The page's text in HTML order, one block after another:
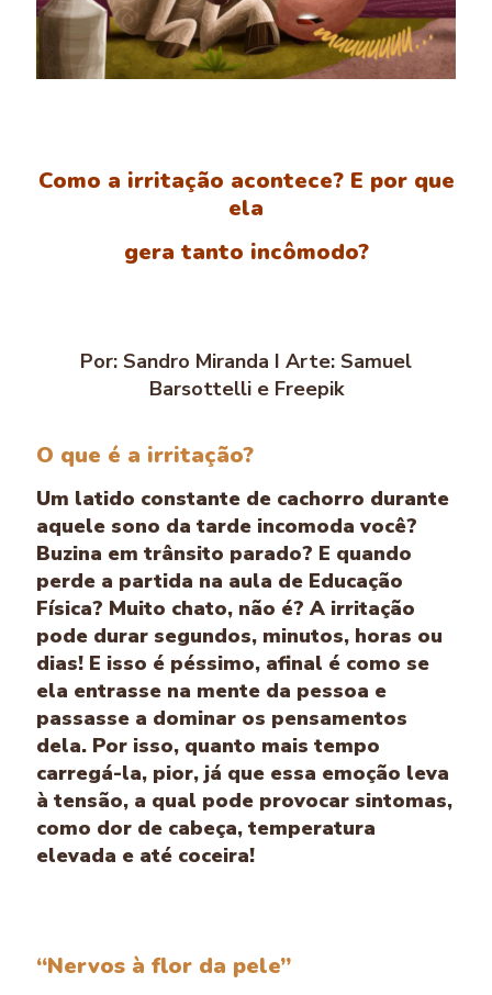
Como a irritação acontece? E por que
ela
gera tanto incômodo?
Por: Sandro Miranda I Arte: Samuel
Barsottelli e Freepik
O que é a irritação?
Um latido constante de cachorro durante
aquele sono da tarde incomoda você?
Buzina em trânsito parado? E quando
perde a partida na aula de Educação
Física? Muito chato, não é? A irritação
pode durar segundos, minutos, horas ou
dias! E isso é péssimo, afinal é como se
ela entrasse na mente da pessoa e
passasse a dominar os pensamentos
dela. Por isso, quanto mais tempo
carregá-la, pior, já que essa emoção leva
à tensão, a qual pode provocar sintomas,
como dor de cabeça, temperatura
elevada e até coceira!
“Nervos à flor da pele”